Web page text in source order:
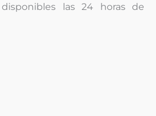
las 24 horas de